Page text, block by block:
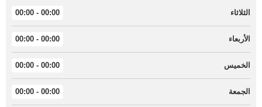
الثلاثاء 00:00 - 00:00
الأربعاء 00:00 - 00:00
الخميس 00:00 - 00:00
الجمعة 00:00 - 00:00